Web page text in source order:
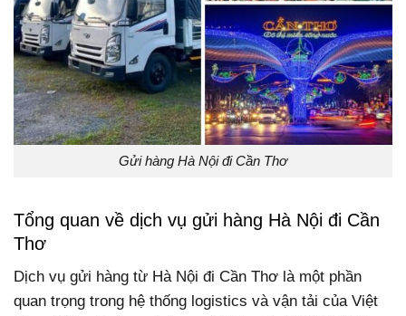
Gửi hàng Hà Nội đi Cần Thơ
Tổng quan về dịch vụ gửi hàng Hà Nội đi Cần
Thơ
Dịch vụ gửi hàng từ Hà Nội đi Cần Thơ là một phần
quan trọng trong hệ thống logistics và vận tải của Việt